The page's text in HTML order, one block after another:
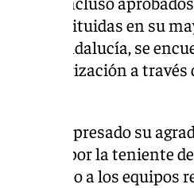
constituidas en su
de Andalucía, se
de regularización a
ha expresado su
liderado por la teniente
junto a los equipos